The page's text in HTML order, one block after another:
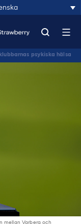
psykiska hälsa
mellan Varberg och